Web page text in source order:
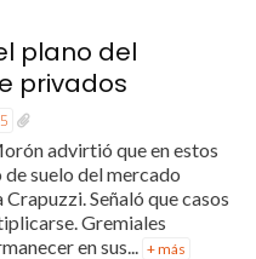
plano del
privados
advirtió que en estos
suelo del mercado
Señaló que casos
Gremiales
en sus... + más